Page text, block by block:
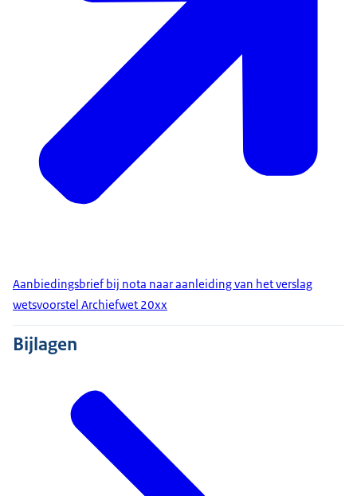
Aanbiedingsbrief bij nota naar aanleiding van het verslag
wetsvoorstel Archiefwet 20xx
Bijlagen